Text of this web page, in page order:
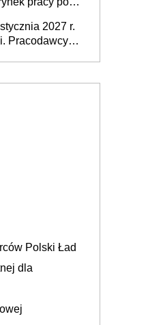
Fundusz
2027 r.
Pracodawcy
Polski Ład
dla